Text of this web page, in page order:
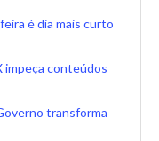
é dia mais curto
impeça conteúdos
transforma